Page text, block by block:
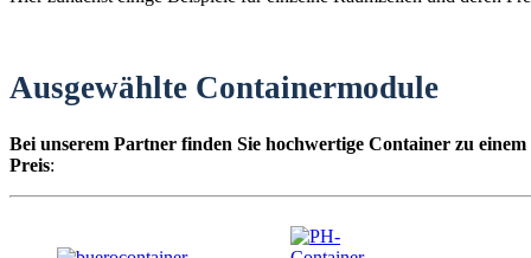
Ausgewählte Containermodule
Bei unserem Partner finden Sie hochwertige Container zu einem
Preis: